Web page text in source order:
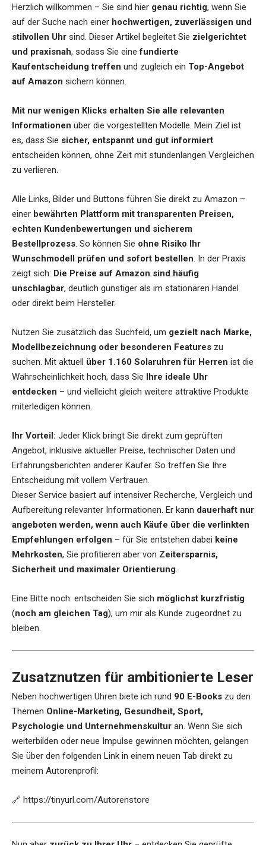
Herzlich willkommen – Sie sind hier genau richtig, wenn Sie
auf der Suche nach einer hochwertigen, zuverlässigen und
stilvollen Uhr sind. Dieser Artikel begleitet Sie zielgerichtet
und praxisnah, sodass Sie einefundierte
Kaufentscheidung treffen und zugleich ein Top-Angebot
auf Amazon sichern können.
Mit nur wenigen Klicks erhalten Sie alle relevanten
Informationen über die vorgestellten Modelle. Mein Ziel ist
es, dass Sie sicher, entspannt und gut informiert
entscheiden können, ohne Zeit mit stundenlangen Vergleichen
zu verlieren.
Alle Links, Bilder und Buttons führen Sie direkt zu Amazon –
einer bewährten Plattform mit transparenten Preisen,
echten Kundenbewertungen und sicherem
Bestellprozess. So können Sie ohne Risiko Ihr
Wunschmodell prüfen und sofort bestellen. In der Praxis
zeigt sich: Die Preise auf Amazon sind häufig
unschlagbar, deutlich günstiger als im stationären Handel
oder direkt beim Hersteller.
Nutzen Sie zusätzlich das Suchfeld, um gezielt nach Marke,
Modellbezeichnung oder besonderen Features zu
suchen. Mit aktuell über 1.160 Solaruhren für Herren ist die
Wahrscheinlichkeit hoch, dass Sie Ihre ideale Uhr
entdecken – und vielleicht gleich weitere attraktive Produkte
miterledigen können.
Ihr Vorteil: Jeder Klick bringt Sie direkt zum geprüften
Angebot, inklusive aktueller Preise, technischer Daten und
Erfahrungsberichten anderer Käufer. So treffen Sie Ihre
Entscheidung mit vollem Vertrauen.
Dieser Service basiert auf intensiver Recherche, Vergleich und
Aufbereitung relevanter Informationen. Er kann dauerhaft nur
angeboten werden, wenn auch Käufe über die verlinkten
Empfehlungen erfolgen – für Sie entstehen dabei keine
Mehrkosten, Sie profitieren aber von Zeitersparnis,
Sicherheit und maximaler Orientierung.
Eine Bitte noch: entscheiden Sie sich möglichst kurzfristig
(noch am gleichen Tag), um mir als Kunde zugeordnet zu
bleiben.
Zusatznutzen für ambitionierte Leser
Neben hochwertigen Uhren biete ich rund 90 E-Books zu den
Themen Online-Marketing, Gesundheit, Sport,
Psychologie und Unternehmenskultur an. Wenn Sie sich
weiterbilden oder neue Impulse gewinnen möchten, gelangen
Sie über den folgenden Link in einem neuen Tab direkt zu
meinem Autorenprofil:
🔗 https://tinyurl.com/Autorenstore